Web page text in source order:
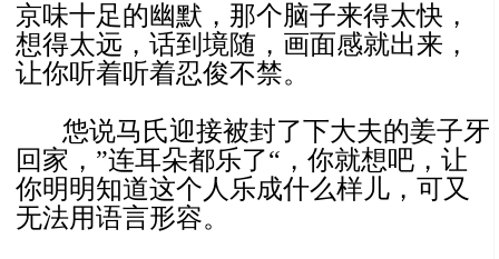
京味十足的幽默，那个脑子来得太快，
想得太远，话到境随，画面感就出来，
让你听着听着忍俊不禁。
怹说马氏迎接被封了下大夫的姜子牙
回家，”连耳朵都乐了“，你就想吧，让
你明明知道这个人乐成什么样儿，可又
无法用语言形容。